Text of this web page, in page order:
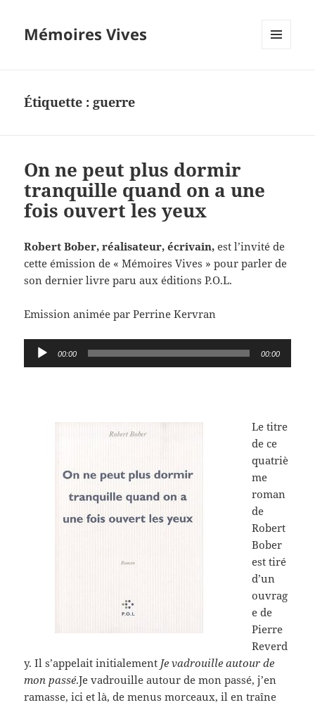
Mémoires Vives
Étiquette : guerre
On ne peut plus dormir
tranquille quand on a une
fois ouvert les yeux
Robert Bober, réalisateur, écrivain, est l’invité de
cette émission de « Mémoires Vives » pour parler de
son dernier livre paru aux éditions P.O.L.
Emission animée par Perrine Kervran
Lecteur
audio
00:00 00:00
Le titre
de ce
quatriè
me
roman
de
Robert
Bober
est tiré
d’un
ouvrag
e de
Pierre
Reverd
y. Il s’appelait initialement Je vadrouille autour de
mon passé.Je vadrouille autour de mon passé, j’en
ramasse, ici et là, de menus morceaux, il en traîne